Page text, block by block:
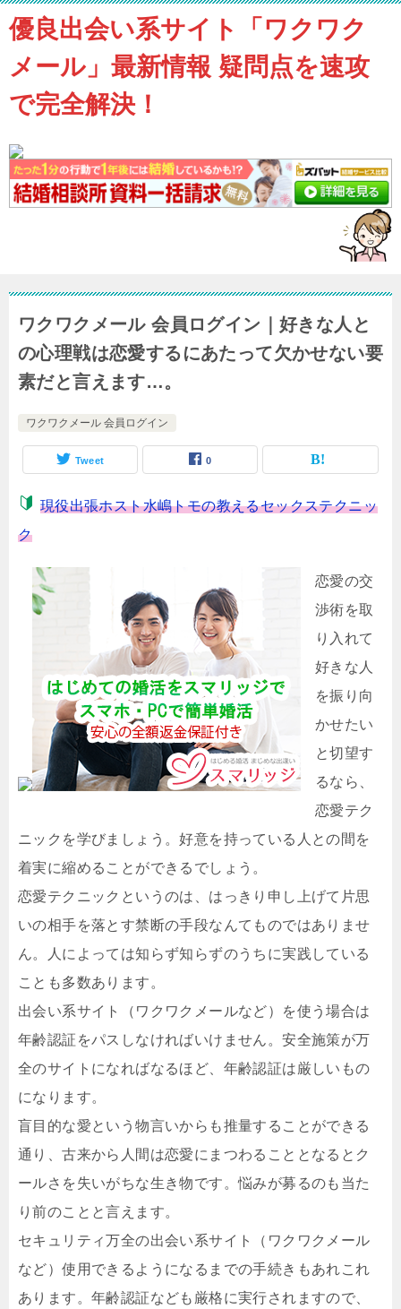
優良出会い系サイト「ワクワク
メール」最新情報 疑問点を速攻
で完全解決！
ワクワクメール 会員ログイン｜好きな人と
の心理戦は恋愛するにあたって欠かせない要
素だと言えます…。
ワクワクメール 会員ログイン
Tweet 0
現役出張ホスト水嶋トモの教えるセックステクニッ
ク
恋愛の交
渉術を取
り入れて
好きな人
を振り向
かせたい
と切望す
るなら、
恋愛テク
ニックを学びましょう。好意を持っている人との間を
着実に縮めることができるでしょう。
恋愛テクニックというのは、はっきり申し上げて片思
いの相手を落とす禁断の手段なんてものではありませ
ん。人によっては知らず知らずのうちに実践している
ことも多数あります。
出会い系サイト（ワクワクメールなど）を使う場合は
年齢認証をパスしなければいけません。安全施策が万
全のサイトになればなるほど、年齢認証は厳しいもの
になります。
盲目的な愛という物言いからも推量することができる
通り、古来から人間は恋愛にまつわることとなるとク
ールさを失いがちな生き物です。悩みが募るのも当た
り前のことと言えます。
セキュリティ万全の出会い系サイト（ワクワクメール
など）使用できるようになるまでの手続きもあれこれ
あります。年齢認証なども厳格に実行されますので、